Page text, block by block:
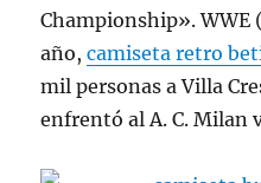
Championship». WWE
año,camiseta retro
mil personas a Villa
enfrentó al A. C. Milan